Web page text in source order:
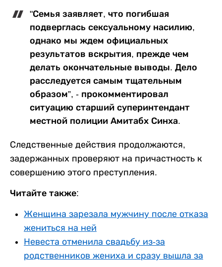
"Семья заявляет, что погибшая
подверглась сексуальному насилию,
однако мы ждем официальных
результатов вскрытия, прежде чем
делать окончательные выводы. Дело
расследуется самым тщательным
образом”, - прокомментировал
ситуацию старший суперинтендант
местной полиции Амитабх Синха.
Следственные действия продолжаются,
задержанных проверяют на причастность к
совершению этого преступления.
Читайте также:
Женщина зарезала мужчину после отказа
жениться на ней
Невеста отменила свадьбу из-за
родственников жениха и сразу вышла за